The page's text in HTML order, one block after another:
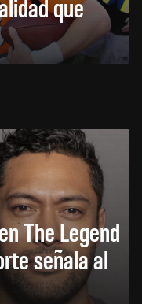
que
The Legend
señala al